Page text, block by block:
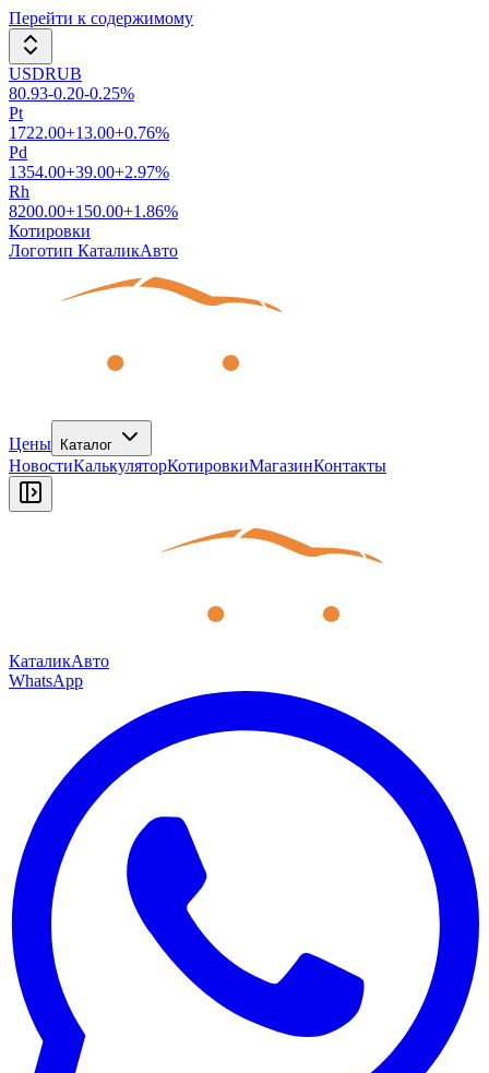
Перейти к содержимому
USDRUB
80.93-0.20-0.25%
Pt
1722.00+13.00+0.76%
Pd
1354.00+39.00+2.97%
Rh
8200.00+150.00+1.86%
Котировки
Логотип КаталикАвто
Цены Каталог
НовостиКалькуляторКотировкиМагазинКонтакты
КаталикАвто
WhatsApp